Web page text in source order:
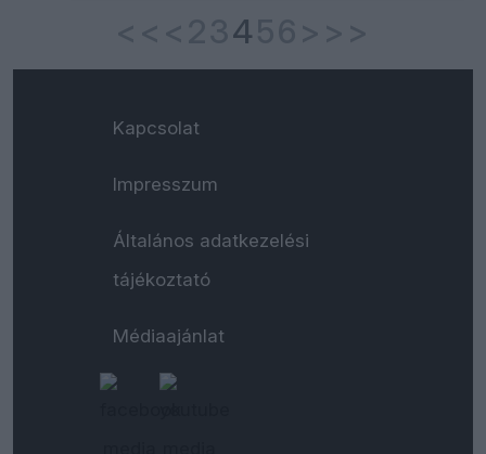
4
Kapcsolat
Impresszum
Általános adatkezelési
tájékoztató
Médiaajánlat